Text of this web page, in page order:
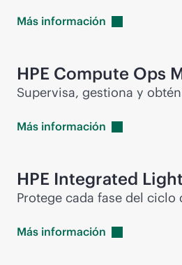
Más información
HPE Compute Ops
Supervisa, gestiona y
Más información
HPE Integrated
Protege cada fase del
Más información